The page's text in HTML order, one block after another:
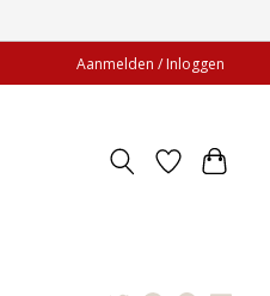
Aanmelden / Inloggen